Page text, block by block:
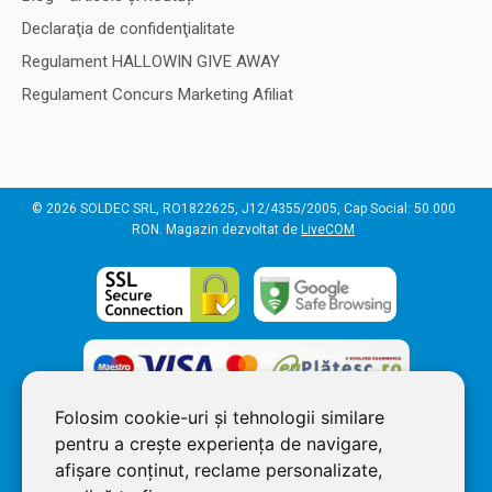
Folosim cookie-uri și tehnologii similare
pentru a crește experiența de navigare,
afișare conținut, reclame personalizate,
Aparat profesional masura umiditate pentru hartie/carton
Aparat masura umiditate profesional pentru hartie/carton
Schaller RH6 cu senzor tip sabie Descriere: Aparat de masura
umiditate pentru hartie/carton. Ideal pentru incaperile unde se
Declaraţia de confidenţialitate
Regulament HALLOWIN GIVE AWAY
Regulament Concurs Marketing Afiliat
© 2026 SOLDEC SRL, RO1822625, J12/4355/2005, Cap Social: 50.000
RON. Magazin dezvoltat de LiveCOM